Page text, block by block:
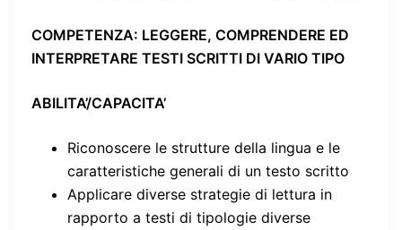
COMPETENZA: LEGGERE, COMPRENDERE ED
INTERPRETARE TESTI SCRITTI DI VARIO TIPO
ABILITA’/CAPACITA’
Riconoscere le strutture della lingua e le
caratteristiche generali di un testo scritto
Applicare diverse strategie di lettura in
rapporto a testi di tipologie diverse